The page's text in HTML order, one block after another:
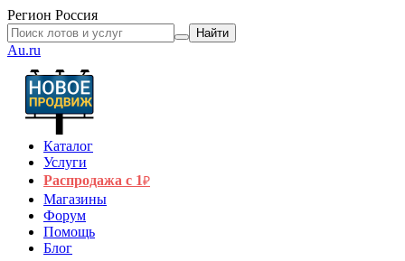
Регион Россия
Найти
Au.ru
Каталог
Услуги
Распродажа с 1₽
Магазины
Форум
Помощь
Блог